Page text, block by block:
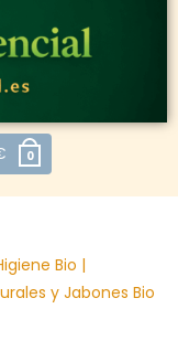
0
Bio |
y Jabones Bio